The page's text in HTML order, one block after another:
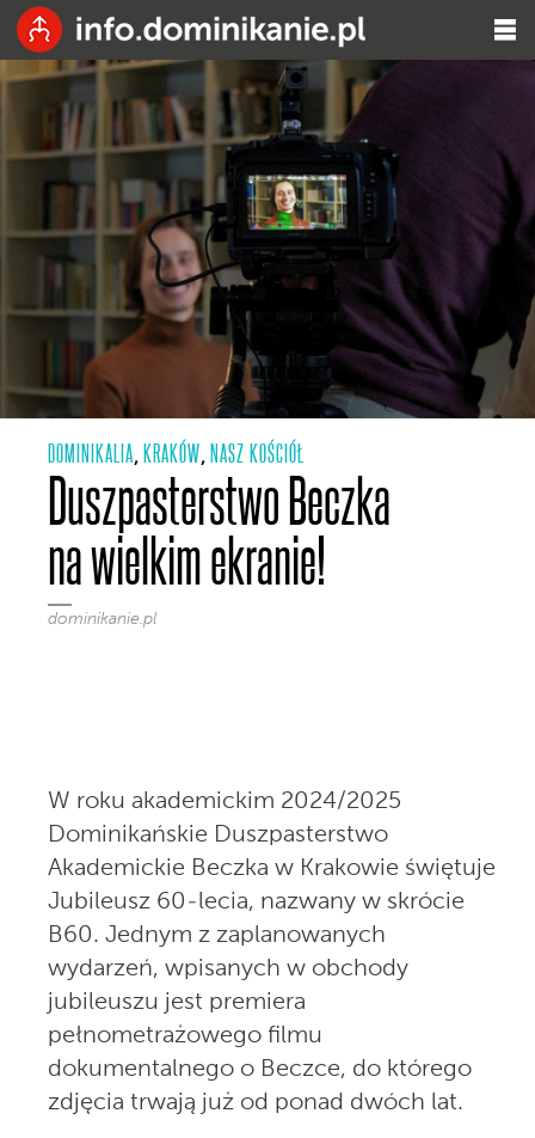
DOMINIKALIA, KRAKÓW, NASZ KOŚCIÓŁ
Duszpasterstwo Beczka
na wielkim ekranie!
dominikanie.pl
W roku akademickim 2024/2025
Dominikańskie Duszpasterstwo
Akademickie Beczka w Krakowie świętuje
Jubileusz 60-lecia, nazwany w skrócie
B60. Jednym z zaplanowanych
wydarzeń, wpisanych w obchody
jubileuszu jest premiera
pełnometrażowego filmu
dokumentalnego o Beczce, do którego
zdjęcia trwają już od ponad dwóch lat.